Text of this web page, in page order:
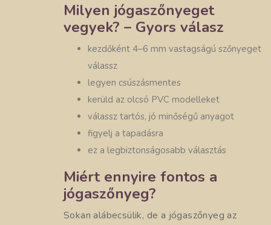
Milyen jógaszőnyeget
vegyek? – Gyors válasz
kezdőként 4–6 mm vastagságú szőnyeget
válassz
legyen csúszásmentes
kerüld az olcsó PVC modelleket
válassz tartós, jó minőségű anyagot
figyelj a tapadásra
ez a legbiztonságosabb választás
Miért ennyire fontos a
jógaszőnyeg?
Sokan alábecsülik, de a jógaszőnyeg az